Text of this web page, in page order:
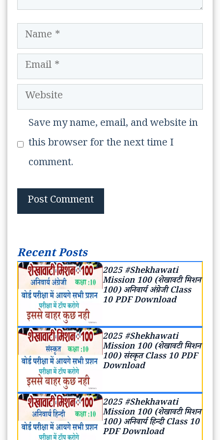
Name
Email
Website
Save my name, email, and website in
this browser for the next time I
comment.
Recent Posts
2025 #Shekhawati
Mission 100 (शेखावटी मिशन
100) अनिवार्य अंग्रेजी Class
10 PDF Download
2025 #Shekhawati
Mission 100 (शेखावटी मिशन
100) संस्कृत Class 10 PDF
Download
2025 #Shekhawati
Mission 100 (शेखावटी मिशन
100) अनिवार्य हिन्दी Class 10
PDF Download